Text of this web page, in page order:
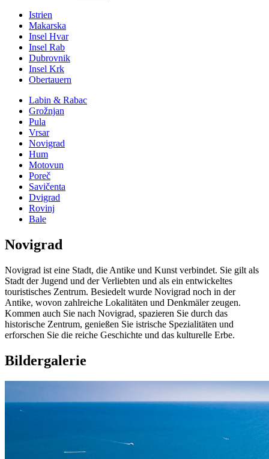
Istrien
Makarska
Insel Hvar
Insel Rab
Dubrovnik
Insel Krk
Obertauern
Labin & Rabac
Grožnjan
Pula
Vrsar
Novigrad
Hum
Motovun
Poreč
Savičenta
Dvigrad
Rovinj
Bale
Novigrad
Novigrad ist eine Stadt, die Antike und Kunst verbindet. Sie gilt als
Stadt der Jugend und der Verliebten und als ein entwickeltes
touristisches Zentrum. Besiedelt wurde Novigrad noch in der
Antike, wovon zahlreiche Lokalitäten und Denkmäler zeugen.
Kommen auch Sie nach Novigrad, spazieren Sie durch das
historische Zentrum, genießen Sie istrische Spezialitäten und
erforschen Sie die reiche Geschichte und das kulturelle Erbe.
Bildergalerie